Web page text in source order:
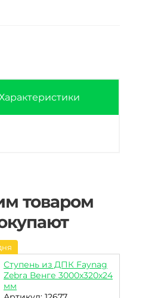
товаром
Ступень из ДПК Faynag
Zebra Венге 3000х320х24
мм